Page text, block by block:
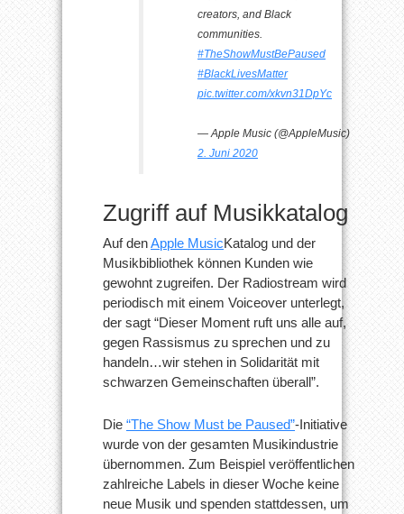
creators, and Black
communities.
#TheShowMustBePaused
#BlackLivesMatter
pic.twitter.com/xkvn31DpYc
— Apple Music (@AppleMusic)
2. Juni 2020
Zugriff auf Musikkatalog
Auf denApple MusicKatalog und der
Musikbibliothek können Kunden wie
gewohnt zugreifen. Der Radiostream wird
periodisch mit einem Voiceover unterlegt,
der sagt “Dieser Moment ruft uns alle auf,
gegen Rassismus zu sprechen und zu
handeln…wir stehen in Solidarität mit
schwarzen Gemeinschaften überall”.
Die “The Show Must be Paused”-Initiative
wurde von der gesamten Musikindustrie
übernommen. Zum Beispiel veröffentlichen
zahlreiche Labels in dieser Woche keine
neue Musik und spenden stattdessen, um